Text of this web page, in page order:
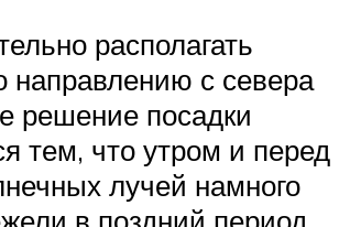
располагать
направлению с севера
решение посадки
тем, что утром и перед
лучей намного